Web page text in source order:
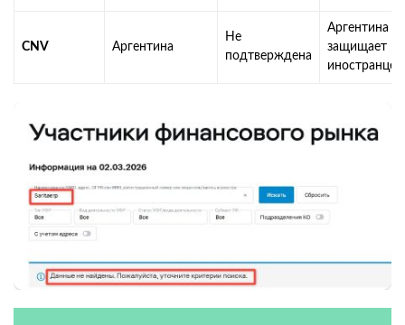
CNV Аргентина
Не
подтверждена
Аргентина не
защищает
иностранцев